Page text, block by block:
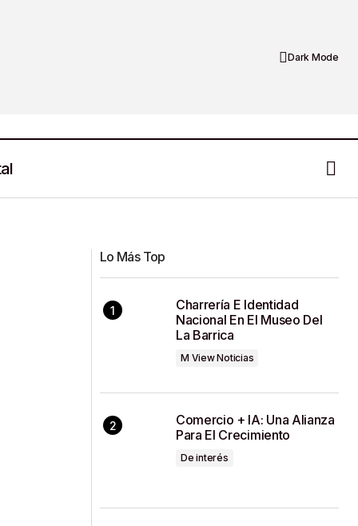
Dark Mode
Lo Más Top
Charrería E Identidad
Nacional En El Museo Del
La Barrica
M View Noticias
Comercio + IA: Una Alianza
Para El Crecimiento
De interés